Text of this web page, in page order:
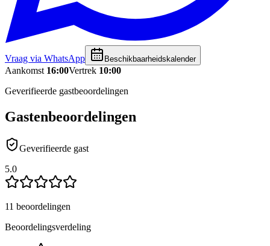
Vraag via WhatsApp Beschikbaarheidskalender
Aankomst 16:00Vertrek 10:00
Geverifieerde gastbeoordelingen
Gastenbeoordelingen
Geverifieerde gast
5.0
11 beoordelingen
Beoordelingsverdeling